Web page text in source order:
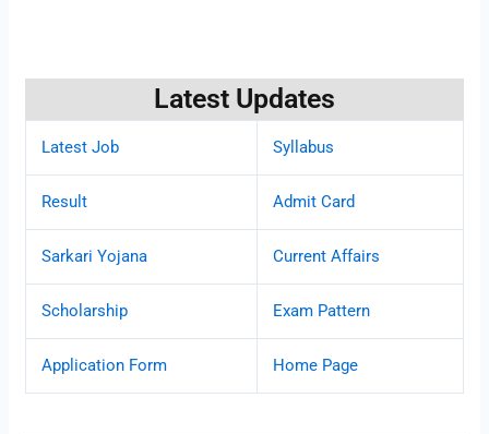
Latest Updates
Latest Job Syllabus
Result Admit Card
Sarkari Yojana Current Affairs
Scholarship Exam Pattern
Application Form Home Page